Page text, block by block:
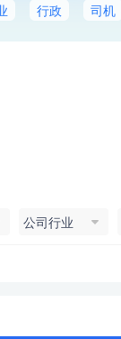
行政 司机
公司行业